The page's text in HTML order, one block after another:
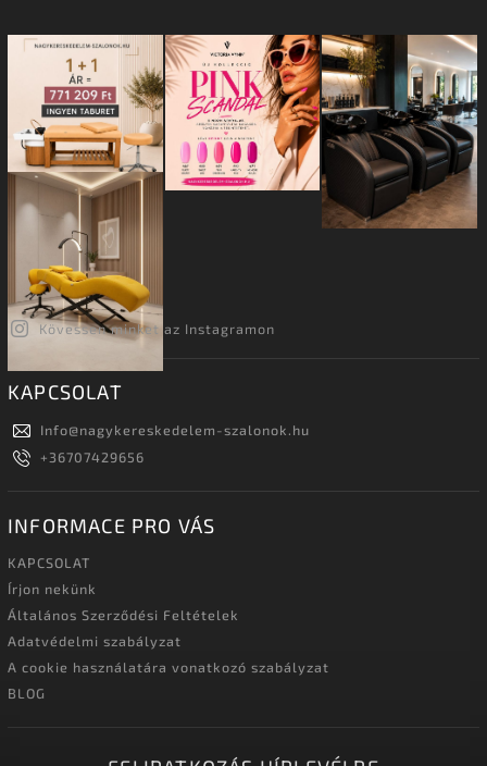
Kövessen minket az Instagramon
KAPCSOLAT
Info@nagykereskedelem-szalonok.hu
+36707429656
INFORMACE PRO VÁS
KAPCSOLAT
Írjon nekünk
Általános Szerződési Feltételek
Adatvédelmi szabályzat
A cookie használatára vonatkozó szabályzat
BLOG